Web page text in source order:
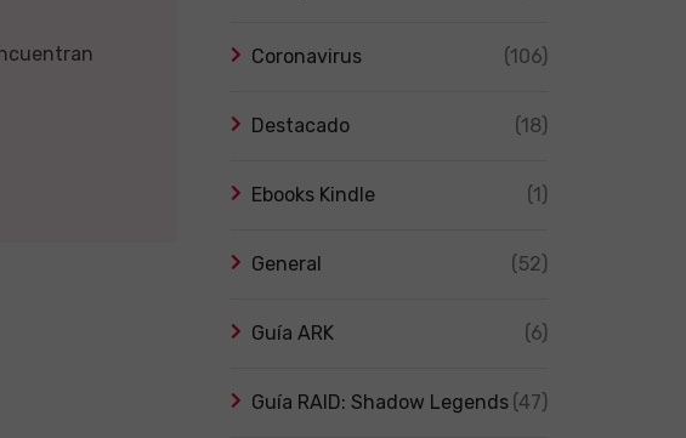
Coronavirus (106)
Destacado (18)
Ebooks Kindle (1)
General (52)
Guía ARK (6)
Guía RAID: Shadow Legends (47)